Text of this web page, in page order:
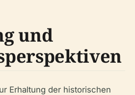
und
Erhaltung der historischen